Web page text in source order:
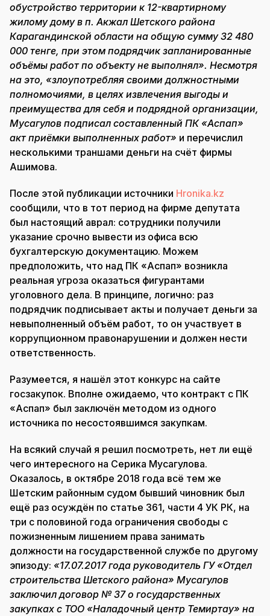
обустройство территории к 12-квартирному
жилому дому в п. Акжал Шетского района
Карагандинской области на общую сумму 32 480
000 тенге, при этом подрядчик запланированные
объёмы работ по объекту не выполнял». Несмотря
на это, «злоупотребляя своими должностными
полномочиями, в целях извлечения выгоды и
преимущества для себя и подрядной организации,
Мусагулов подписал составленный ПК «Аспап»
акт приёмки выполненных работ» и перечислил
несколькими траншами деньги на счёт фирмы
Ашимова.
После этой публикации источники Hronika.kz
сообщили, что в тот период на фирме депутата
был настоящий аврал: сотрудники получили
указание срочно вывести из офиса всю
бухгалтерскую документацию. Можем
предположить, что над ПК «Аспап» возникла
реальная угроза оказаться фигурантами
уголовного дела. В принципе, логично: раз
подрядчик подписывает акты и получает деньги за
невыполненный объём работ, то он участвует в
коррупционном правонарушении и должен нести
ответственность.
Разумеется, я нашёл этот конкурс на сайте
госзакупок. Вполне ожидаемо, что контракт с ПК
«Аспап» был заключён методом из одного
источника по несостоявшимся закупкам.
На всякий случай я решил посмотреть, нет ли ещё
чего интересного на Серика Мусагулова.
Оказалось, в октябре 2018 года всё тем же
Шетским районным судом бывший чиновник был
ещё раз осуждён по статье 361, части 4 УК РК, на
три с половиной года ограничения свободы с
пожизненным лишением права занимать
должности на государственной службе по другому
эпизоду: «17.07.2017 года руководитель ГУ «Отдел
строительства Шетского района» Мусагулов
заключил договор № 37 о государственных
закупках с ТОО «Наладочный центр Темиртау» на